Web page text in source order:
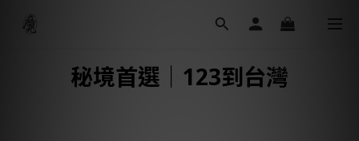
秘境首選｜123到台灣